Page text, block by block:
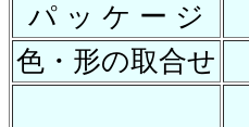
パ ッ ケ ー ジ
色・形の取合せ